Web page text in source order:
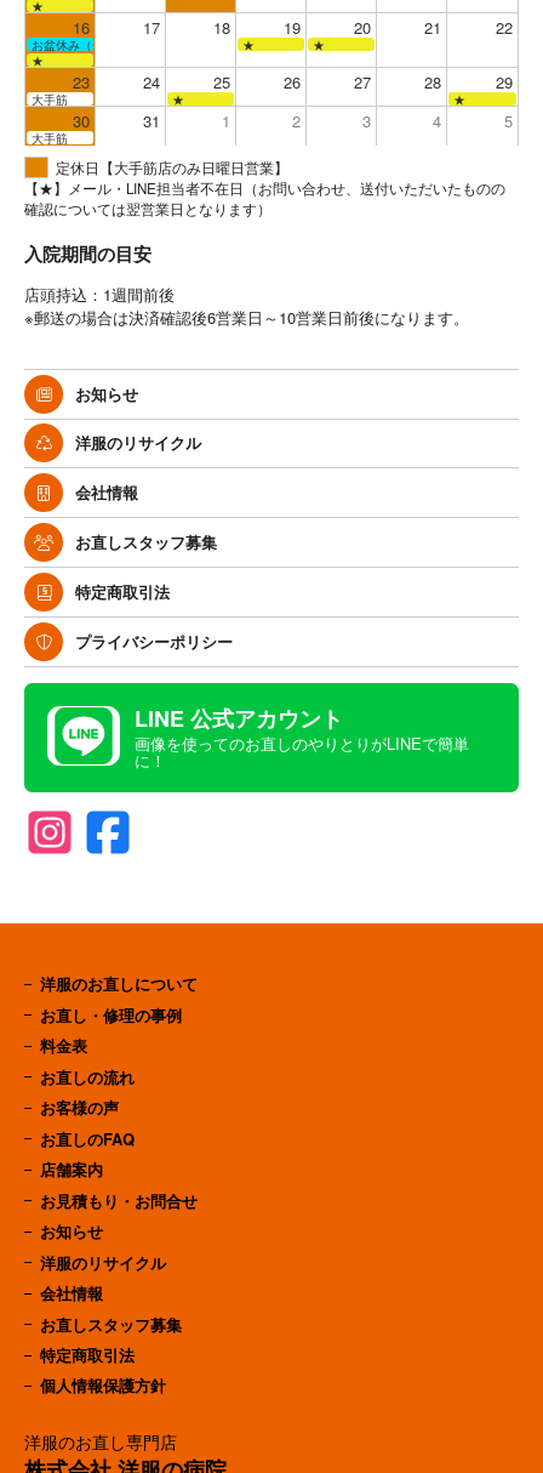
★
16 17 18 19 20 21 22
お盆休み（全店お休み） ★
★
★
23 24 25 26 27 28 29
大手筋 ★ ★
30 31 1 2 3 4 5
大手筋
定休日【大手筋店のみ日曜日営業】
【★】メール・LINE担当者不在日（お問い合わせ、送付いただいたものの
確認については翌営業日となります）
入院期間の目安
店頭持込：1週間前後
※郵送の場合は決済確認後6営業日～10営業日前後になります。
お知らせ
洋服のリサイクル
会社情報
お直しスタッフ募集
特定商取引法
プライバシーポリシー
LINE 公式アカウント
画像を使ってのお直しのやりとりがLINEで簡単
に！
洋服のお直し専門店
洋服のお直しについて
お直し・修理の事例
料金表
お直しの流れ
お客様の声
お直しのFAQ
店舗案内
お見積もり・お問合せ
お知らせ
洋服のリサイクル
会社情報
お直しスタッフ募集
特定商取引法
個人情報保護方針